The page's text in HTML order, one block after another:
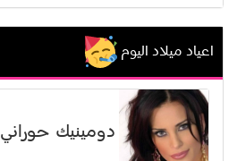
اعياد ميلاد اليوم
دومينيك حوراني